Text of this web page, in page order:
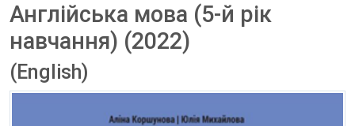
Англійська мова (5-й рік
навчання) (2022)
(English)